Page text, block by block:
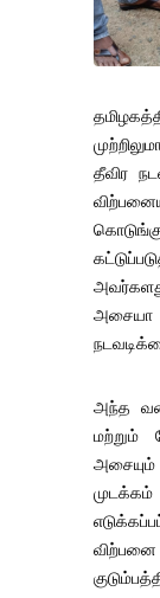
தீவிர
அசையா
அந்த
மற்றும்
விற்பனை